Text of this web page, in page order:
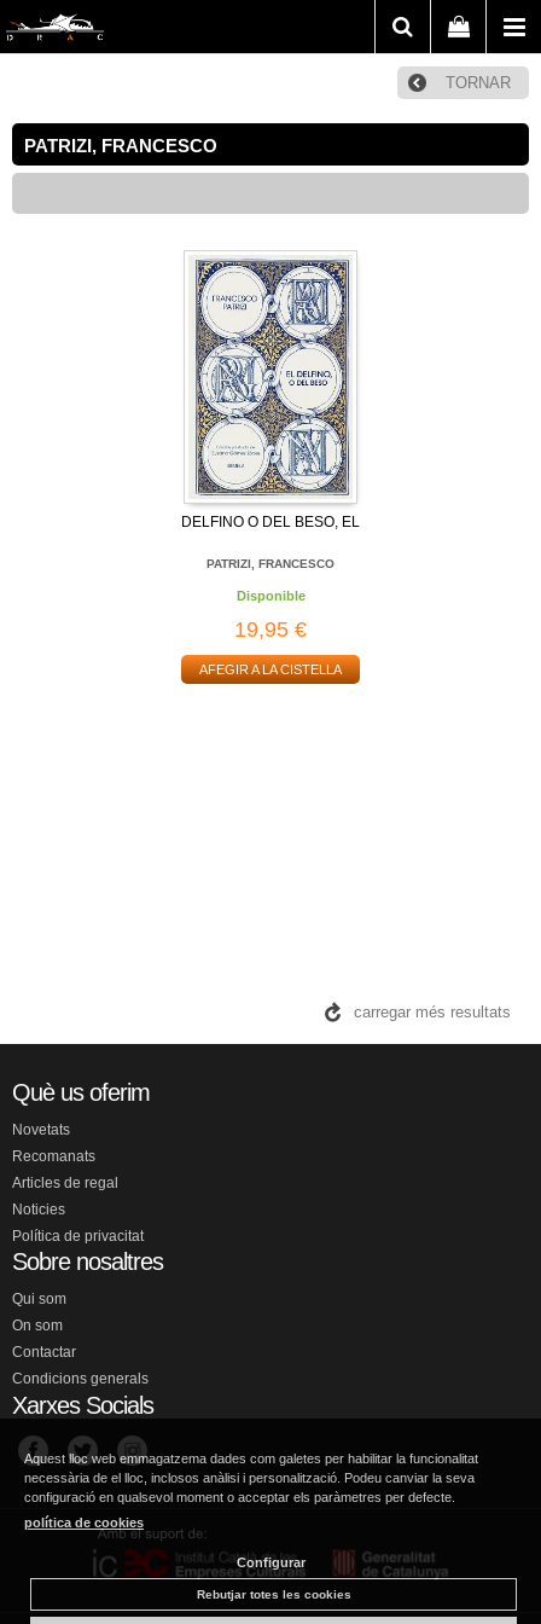
TORNAR
PATRIZI, FRANCESCO
DELFINO O DEL BESO, EL
PATRIZI, FRANCESCO
Disponible
19,95 €
AFEGIR A LA CISTELLA
carregar més resultats
Què us oferim
Novetats
Recomanats
Articles de regal
Noticies
Política de privacitat
Sobre nosaltres
Qui som
On som
Contactar
Condicions generals
Xarxes Socials
Aquest lloc web emmagatzema dades com galetes per habilitar la funcionalitat
necessària de el lloc, inclosos anàlisi i personalització. Podeu canviar la seva
configuració en qualsevol moment o acceptar els paràmetres per defecte.
política de cookies
Configurar
Rebutjar totes les cookies